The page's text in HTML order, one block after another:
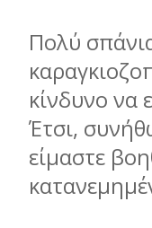
Πολύ
κίνδυνο να
Έτσι,
είμαστε